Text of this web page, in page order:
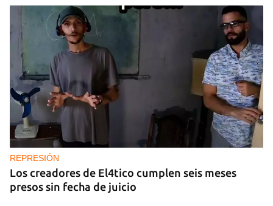
REPRESIÓN
Los creadores de El4tico cumplen seis meses
presos sin fecha de juicio